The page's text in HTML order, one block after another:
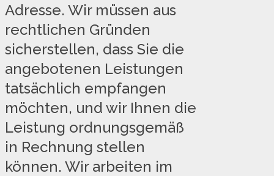
Adresse. Wir müssen aus
rechtlichen Gründen
sicherstellen, dass Sie die
angebotenen Leistungen
tatsächlich empfangen
möchten, und wir Ihnen die
Leistung ordnungsgemäß
in Rechnung stellen
können. Wir arbeiten im